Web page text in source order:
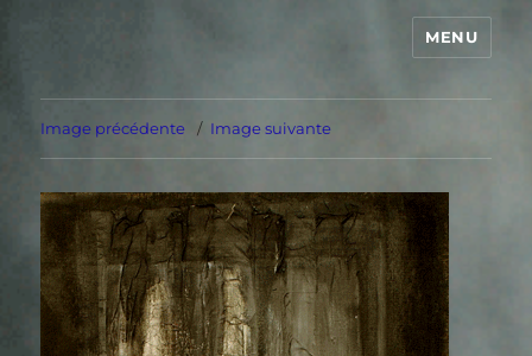
MENU
Image précédente Image suivante